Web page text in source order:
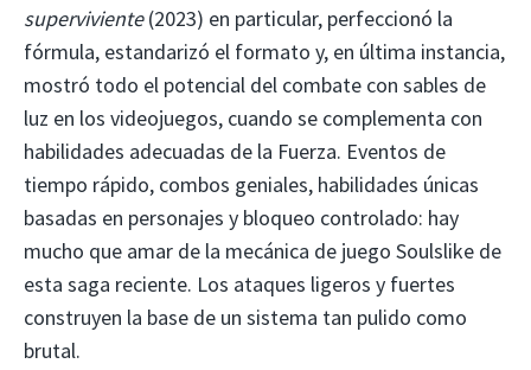
superviviente(2023) en particular, perfeccionó la
fórmula, estandarizó el formato y, en última instancia,
mostró todo el potencial del combate con sables de
luz en los videojuegos, cuando se complementa con
habilidades adecuadas de la Fuerza. Eventos de
tiempo rápido, combos geniales, habilidades únicas
basadas en personajes y bloqueo controlado: hay
mucho que amar de la mecánica de juego Soulslike de
esta saga reciente. Los ataques ligeros y fuertes
construyen la base de un sistema tan pulido como
brutal.